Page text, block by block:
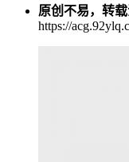
原创不易，转载
https://